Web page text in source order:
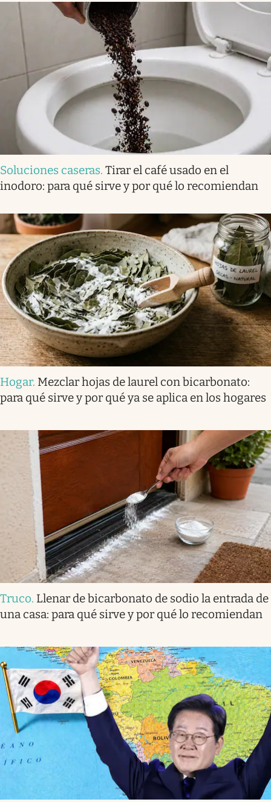
Soluciones caseras. Tirar el café usado en el
inodoro: para qué sirve y por qué lo recomiendan
Hogar. Mezclar hojas de laurel con bicarbonato:
para qué sirve y por qué ya se aplica en los hogares
Truco. Llenar de bicarbonato de sodio la entrada de
una casa: para qué sirve y por qué lo recomiendan